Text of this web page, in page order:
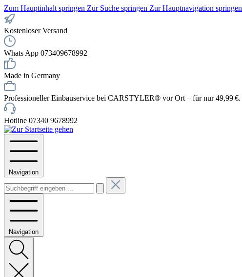
Zum Hauptinhalt springen Zur Suche springen Zur Hauptnavigation springen
Kostenloser Versand
Whats App 073409678992
Made in Germany
Professioneller Einbauservice bei CARSTYLER® vor Ort – für nur 49,99 €.
Hotline 07340 9678992
Navigation
Navigation